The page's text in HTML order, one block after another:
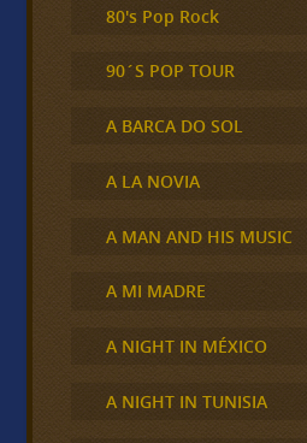
80's Pop Rock
90´S POP TOUR
A BARCA DO SOL
A LA NOVIA
A MAN AND HIS MUSIC
A MI MADRE
A NIGHT IN MÉXICO
A NIGHT IN TUNISIA